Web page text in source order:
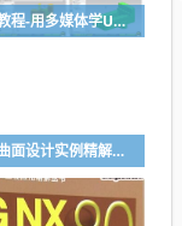
UG8.0视频教程-用多媒体学UG NX 8.0 入门到精通
UG NX 8.0曲面设计实例精解视频教程